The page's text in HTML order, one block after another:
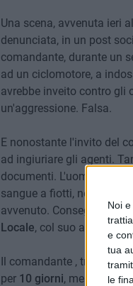
Noi
e
tua
le
Una scena, avvenuta ieri
denunciata, in un post
comandante, durante un
ad un ciclomotore, a
avrebbe inveito contro gli
un'aggressione. Falsa.
E nonostante l'invito del
ad ingiuriare gli agenti.
documenti. L'uomo, ad
sangue a fiotti, non
avvenuto. Conseguenze
Locale, col suo arresto.
Il comandante ,
per 10 giorni, mentre il